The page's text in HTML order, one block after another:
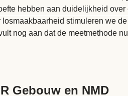
hebben aan duidelijkheid
stimuleren we
nog aan dat de meetmethode
Gebouw en NMD